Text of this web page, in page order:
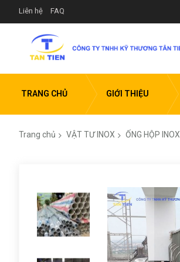
Liên hệ FAQ
TRANG CHỦ GIỚI THIỆU
Trang chủ VẬT TƯ INOX ỐNG HỘP INOX